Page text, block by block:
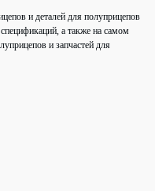
и деталей для полуприцепов
а также на самом
и запчастей для